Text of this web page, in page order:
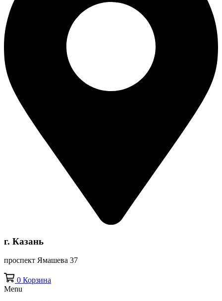
г. Казань
проспект Ямашева 37
0 Корзина
Menu